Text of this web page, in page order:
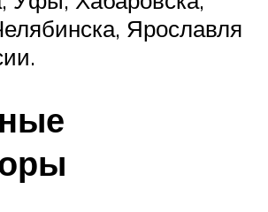
Ярославля